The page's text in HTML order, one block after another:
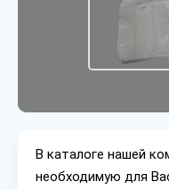
В каталоге нашей
необходимую для